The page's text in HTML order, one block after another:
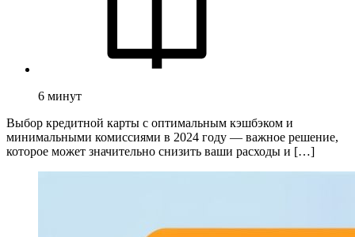
6 минут
Выбор кредитной карты с оптимальным кэшбэком и
минимальными комиссиями в 2024 году — важное решение,
которое может значительно снизить ваши расходы и […]